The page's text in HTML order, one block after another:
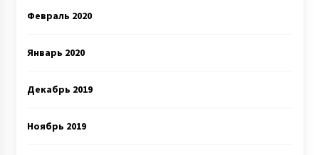
Февраль 2020
Январь 2020
Декабрь 2019
Ноябрь 2019